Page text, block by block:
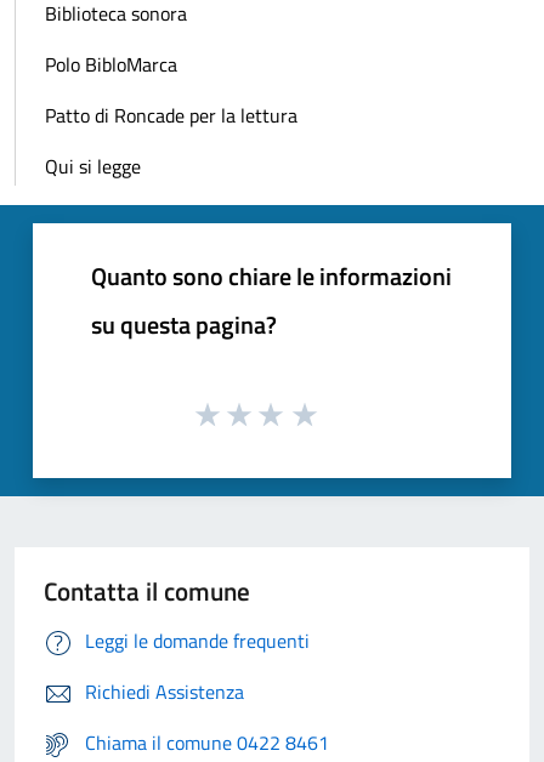
Biblioteca sonora
Polo BibloMarca
Patto di Roncade per la lettura
Qui si legge
Quanto sono chiare le informazioni
su questa pagina?
Contatta il comune
Leggi le domande frequenti
Richiedi Assistenza
Chiama il comune 0422 8461